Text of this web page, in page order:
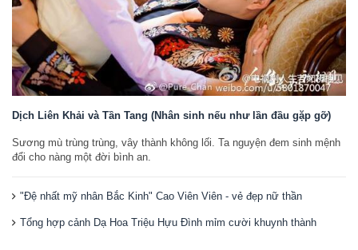
Dịch Liên Khải và Tần Tang (Nhân sinh nếu như lần đầu gặp gỡ)
Sương mù trùng trùng, vây thành không lối. Ta nguyện đem sinh mệnh
đổi cho nàng một đời bình an.
"Đệ nhất mỹ nhân Bắc Kinh" Cao Viên Viên - vẻ đẹp nữ thần
Tổng hợp cảnh Dạ Hoa Triệu Hựu Đình mỉm cười khuynh thành